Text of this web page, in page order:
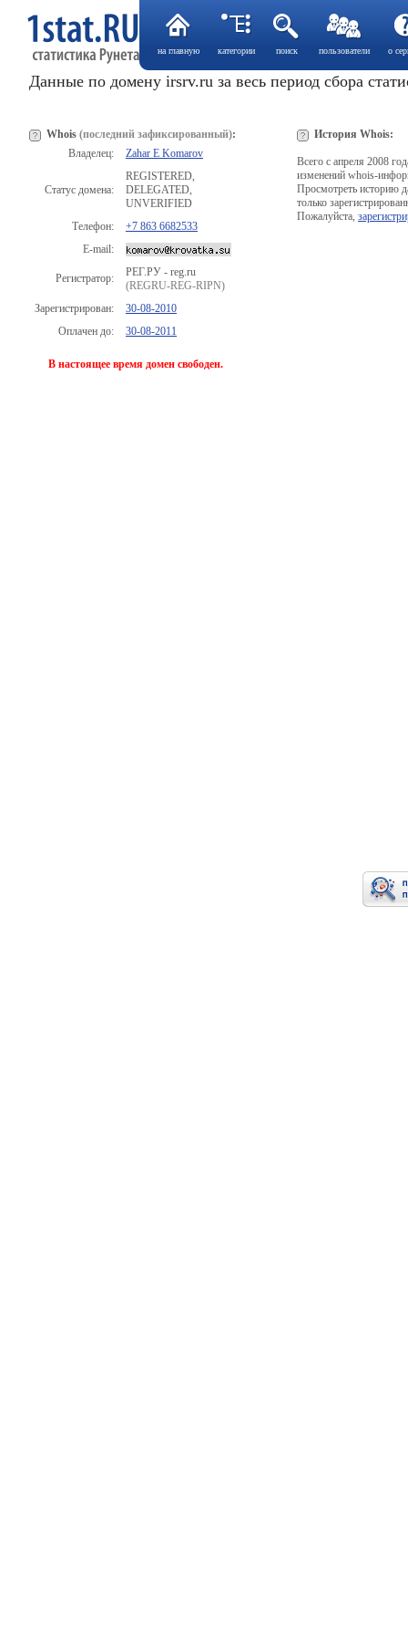
на главную категории поиск пользователи о
Данные по домену irsrv.ru за весь период сбора
Whois (последний зафиксированный):
Владелец:
Zahar E Komarov
Статус домена:
REGISTERED,
DELEGATED,
UNVERIFIED
Телефон:
+7 863 6682533
E-mail:
Регистратор:
РЕГ.РУ - reg.ru
(REGRU-REG-RIPN)
Зарегистрирован:
30-08-2010
Оплачен до:
30-08-2011
В настоящее время домен свободен.
История Whois:
Всего с апреля 2008
изменений whois-
Просмотреть историю
только
Пожалуйста,